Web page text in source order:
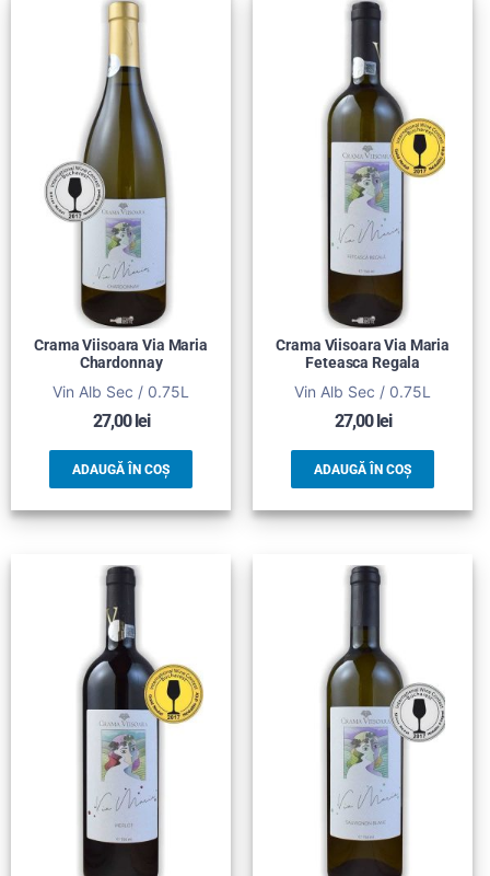
Crama Viisoara Via Maria
Chardonnay
Vin Alb Sec / 0.75L
27,00lei
ADAUGĂ ÎN COȘ
Crama Viisoara Via Maria
Feteasca Regala
Vin Alb Sec / 0.75L
27,00lei
ADAUGĂ ÎN COȘ